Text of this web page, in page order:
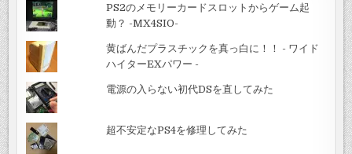
PS2のメモリーカードスロットからゲーム起
動？ -MX4SIO-
黄ばんだプラスチックを真っ白に！！ - ワイド
ハイターEXパワー -
電源の入らない初代DSを直してみた
超不安定なPS4を修理してみた